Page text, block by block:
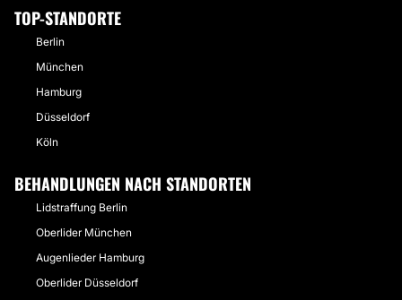
TOP-STANDORTE
Berlin
München
Hamburg
Düsseldorf
Köln
BEHANDLUNGEN NACH STANDORTEN
Lidstraffung Berlin
Oberlider München
Augenlieder Hamburg
Oberlider Düsseldorf